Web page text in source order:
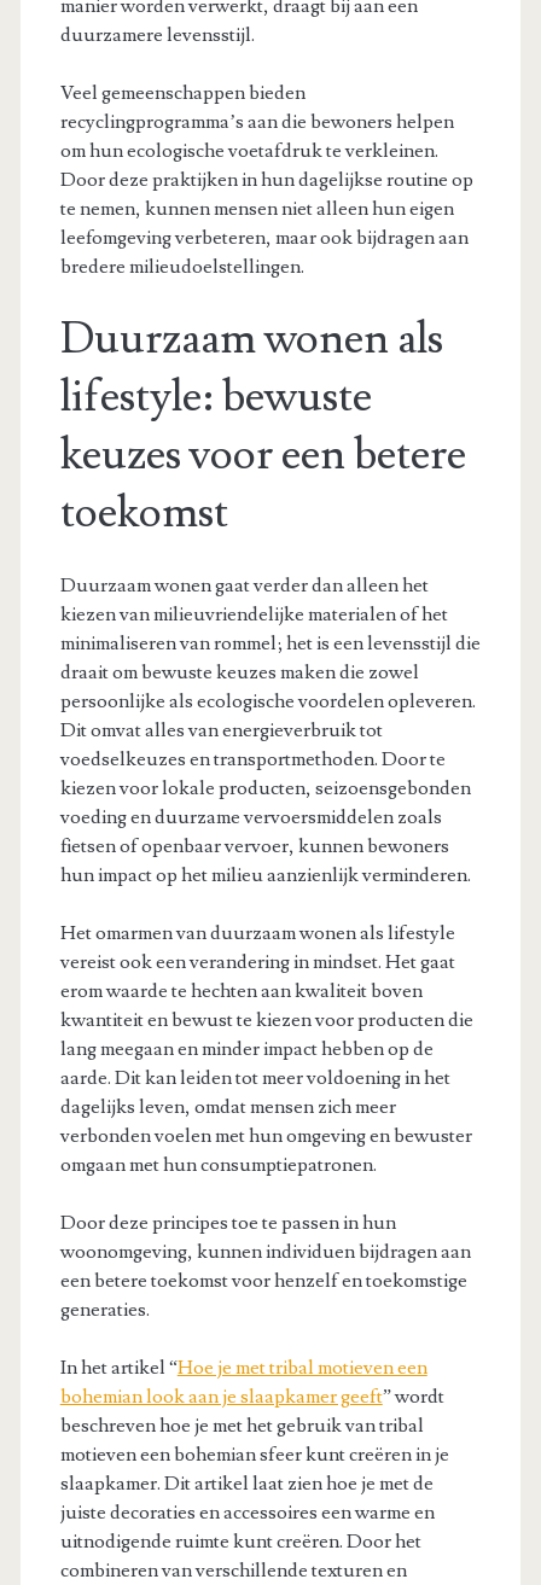
manier worden verwerkt, draagt bij aan een
duurzamere levensstijl.
Veel gemeenschappen bieden
recyclingprogramma’s aan die bewoners helpen
om hun ecologische voetafdruk te verkleinen.
Door deze praktijken in hun dagelijkse routine op
te nemen, kunnen mensen niet alleen hun eigen
leefomgeving verbeteren, maar ook bijdragen aan
bredere milieudoelstellingen.
Duurzaam wonen als
lifestyle: bewuste
keuzes voor een betere
toekomst
Duurzaam wonen gaat verder dan alleen het
kiezen van milieuvriendelijke materialen of het
minimaliseren van rommel; het is een levensstijl die
draait om bewuste keuzes maken die zowel
persoonlijke als ecologische voordelen opleveren.
Dit omvat alles van energieverbruik tot
voedselkeuzes en transportmethoden. Door te
kiezen voor lokale producten, seizoensgebonden
voeding en duurzame vervoersmiddelen zoals
fietsen of openbaar vervoer, kunnen bewoners
hun impact op het milieu aanzienlijk verminderen.
Het omarmen van duurzaam wonen als lifestyle
vereist ook een verandering in mindset. Het gaat
erom waarde te hechten aan kwaliteit boven
kwantiteit en bewust te kiezen voor producten die
lang meegaan en minder impact hebben op de
aarde. Dit kan leiden tot meer voldoening in het
dagelijks leven, omdat mensen zich meer
verbonden voelen met hun omgeving en bewuster
omgaan met hun consumptiepatronen.
Door deze principes toe te passen in hun
woonomgeving, kunnen individuen bijdragen aan
een betere toekomst voor henzelf en toekomstige
generaties.
In het artikel “Hoe je met tribal motieven een
bohemian look aan je slaapkamer geeft” wordt
beschreven hoe je met het gebruik van tribal
motieven een bohemian sfeer kunt creëren in je
slaapkamer. Dit artikel laat zien hoe je met de
juiste decoraties en accessoires een warme en
uitnodigende ruimte kunt creëren. Door het
combineren van verschillende texturen en